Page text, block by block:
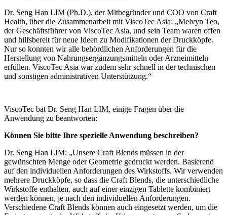
Dr. Seng Han LIM (Ph.D.), der Mitbegründer und COO von Craft
Health, über die Zusammenarbeit mit ViscoTec Asia: „Melvyn Teo,
der Geschäftsführer von ViscoTec Asia, und sein Team waren offen
und hilfsbereit für neue Ideen zu Modifikationen der Druckköpfe.
Nur so konnten wir alle behördlichen Anforderungen für die
Herstellung von Nahrungsergänzungsmitteln oder Arzneimitteln
erfüllen. ViscoTec Asia war zudem sehr schnell in der technischen
und sonstigen administrativen Unterstützung.“
ViscoTec bat Dr. Seng Han LIM, einige Fragen über die
Anwendung zu beantworten:
Können Sie bitte Ihre spezielle Anwendung beschreiben?
Dr. Seng Han LIM: „Unsere Craft Blends müssen in der
gewünschten Menge oder Geometrie gedruckt werden. Basierend
auf den individuellen Anforderungen des Wirkstoffs. Wir verwenden
mehrere Druckköpfe, so dass die Craft Blends, die unterschiedliche
Wirkstoffe enthalten, auch auf einer einzigen Tablette kombiniert
werden können, je nach den individuellen Anforderungen.
Verschiedene Craft Blends können auch eingesetzt werden, um die